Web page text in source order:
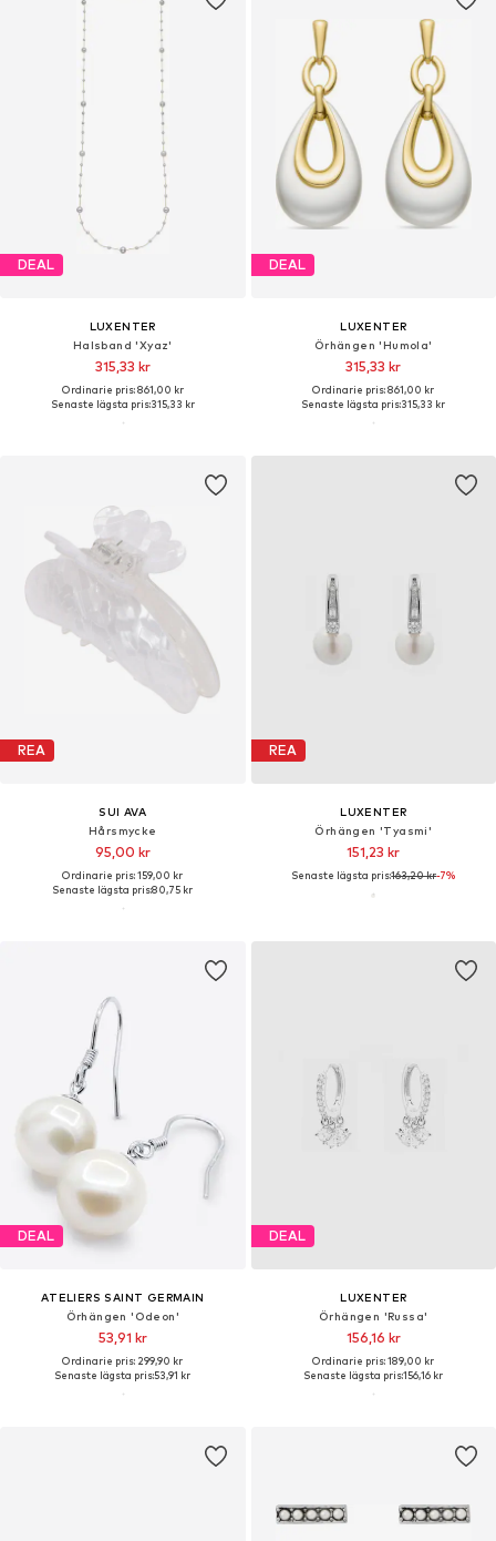
DEAL
LUXENTER
Halsband 'Xyaz'
315,33 kr
Ordinarie pris: 861,00 kr
Senaste lägsta pris:315,33 kr
DEAL
LUXENTER
Örhängen 'Humola'
315,33 kr
Ordinarie pris: 861,00 kr
Senaste lägsta pris:315,33 kr
REA
SUI AVA
Hårsmycke
95,00 kr
Ordinarie pris: 159,00 kr
Senaste lägsta pris:80,75 kr
REA
LUXENTER
Örhängen 'Tyasmi'
151,23 kr
Senaste lägsta pris:163,20 kr-7%
DEAL
ATELIERS SAINT GERMAIN
Örhängen 'Odeon'
53,91 kr
Ordinarie pris: 299,90 kr
Senaste lägsta pris:53,91 kr
DEAL
LUXENTER
Örhängen 'Russa'
156,16 kr
Ordinarie pris: 189,00 kr
Senaste lägsta pris:156,16 kr